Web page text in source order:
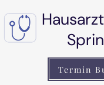
Termin